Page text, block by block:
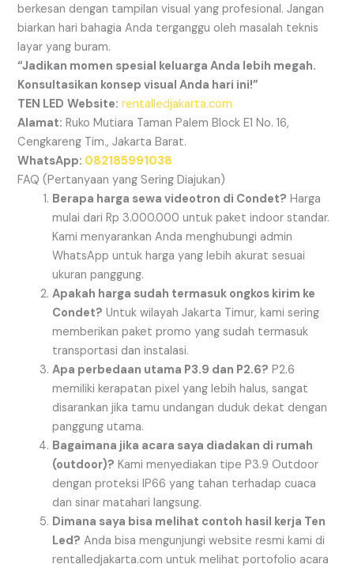
berkesan dengan tampilan visual yang profesional. Jangan
biarkan hari bahagia Anda terganggu oleh masalah teknis
layar yang buram.
“Jadikan momen spesial keluarga Anda lebih megah.
Konsultasikan konsep visual Anda hari ini!”
TEN LED Website: rentalledjakarta.com
Alamat: Ruko Mutiara Taman Palem Block E1 No. 16,
Cengkareng Tim., Jakarta Barat.
WhatsApp: 082185991038
FAQ (Pertanyaan yang Sering Diajukan)
Berapa harga sewa videotron di Condet? Harga
mulai dari Rp 3.000.000 untuk paket indoor standar.
Kami menyarankan Anda menghubungi admin
WhatsApp untuk harga yang lebih akurat sesuai
ukuran panggung.
Apakah harga sudah termasuk ongkos kirim ke
Condet? Untuk wilayah Jakarta Timur, kami sering
memberikan paket promo yang sudah termasuk
transportasi dan instalasi.
Apa perbedaan utama P3.9 dan P2.6? P2.6
memiliki kerapatan pixel yang lebih halus, sangat
disarankan jika tamu undangan duduk dekat dengan
panggung utama.
Bagaimana jika acara saya diadakan di rumah
(outdoor)? Kami menyediakan tipe P3.9 Outdoor
dengan proteksi IP66 yang tahan terhadap cuaca
dan sinar matahari langsung.
Dimana saya bisa melihat contoh hasil kerja Ten
Led? Anda bisa mengunjungi website resmi kami di
rentalledjakarta.com untuk melihat portofolio acara